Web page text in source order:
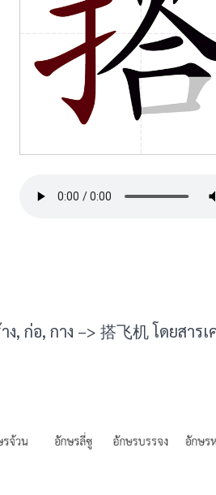
ง, ก่อ, กาง –> 搭飞机 โดยสาร